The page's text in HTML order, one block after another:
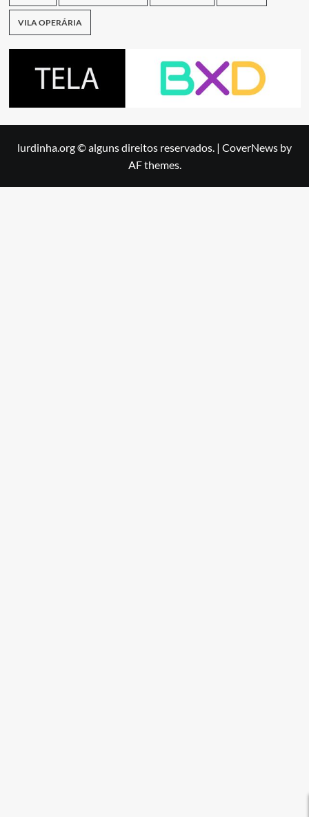
VILA OPERÁRIA
lurdinha.org © alguns direitos reservados. | CoverNews by
AF themes.